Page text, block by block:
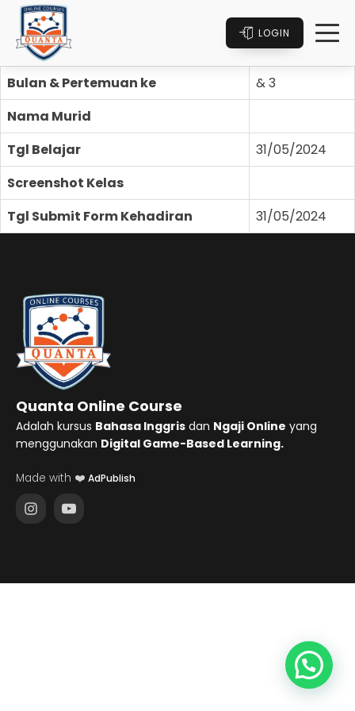
LOGIN
Bulan & Pertemuan ke
& 3
Nama Murid
Tgl Belajar
31/05/2024
Screenshot Kelas
Tgl Submit Form Kehadiran
31/05/2024
Quanta Online Course
Adalah kursus Bahasa Inggris dan Ngaji Online yang
menggunakan Digital Game-Based Learning.
Made with ❤️ AdPublish